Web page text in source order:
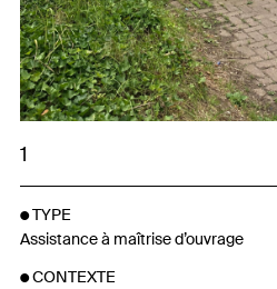
1
TYPE
Assistance à maîtrise d’ouvrage
CONTEXTE